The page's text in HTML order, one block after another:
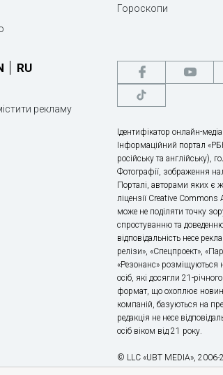
Гороскопи
RU
рекламу
Ідентифікатор онлайн-
Інформаційний портал
російську та англійську),
Фотографії, зображення
Порталі, авторами яких є
ліцензії Creative
може не поділяти точку
спростуванню та
відповідальність несе
релізи», «Спецпроект»,
«Резонанс» розміщуються
осіб, які досягли 21-
формат, що охоплює
компаній, базуються на
редакція не несе
осіб віком від 21 року.
© LLC «UBT MEDIA», 2006-